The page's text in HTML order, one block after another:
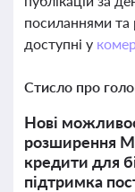
посиланнями та
доступні у
Стисло про
Нові
розширення
кредити для
підтримка